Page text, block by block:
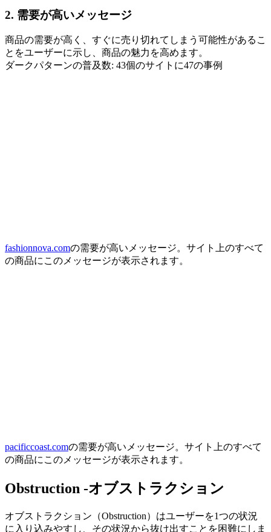
2. 需要が高いメッセージ
商品の需要が高く、すぐに売り切れてしまう可能性があるこ
とをユーザーに示し、商品の魅力を高めます。
ダークパターンの普及数: 43個のサイトに47の事例
fashionnova.comの需要が高いメッセージ。サイト上のすべて
の商品にこのメッセージが表示されます。
pacificcoast.comの需要が高いメッセージ。サイト上のすべて
の商品にこのメッセージが表示されます。
Obstruction -オブストラクション
オブストラクション（Obstruction）はユーザーを1つの状況
に入り込みやすし、その状況から抜け出すことを困難にしま